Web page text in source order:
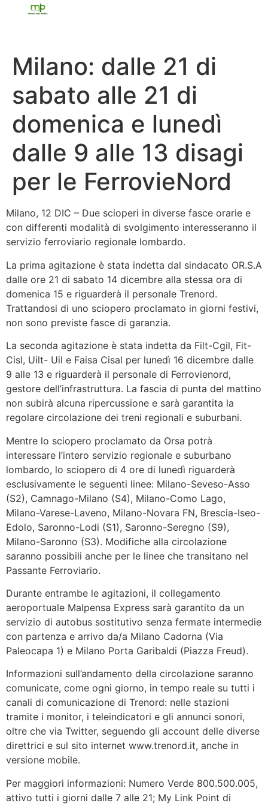
Milano: dalle 21 di
sabato alle 21 di
domenica e lunedì
dalle 9 alle 13 disagi
per le FerrovieNord
Milano, 12 DIC – Due scioperi in diverse fasce orarie e
con differenti modalità di svolgimento interesseranno il
servizio ferroviario regionale lombardo.
La prima agitazione è stata indetta dal sindacato OR.S.A
dalle ore 21 di sabato 14 dicembre alla stessa ora di
domenica 15 e riguarderà il personale Trenord.
Trattandosi di uno sciopero proclamato in giorni festivi,
non sono previste fasce di garanzia.
La seconda agitazione è stata indetta da Filt-Cgil, Fit-
Cisl, Uilt- Uil e Faisa Cisal per lunedì 16 dicembre dalle
9 alle 13 e riguarderà il personale di Ferrovienord,
gestore dell’infrastruttura. La fascia di punta del mattino
non subirà alcuna ripercussione e sarà garantita la
regolare circolazione dei treni regionali e suburbani.
Mentre lo sciopero proclamato da Orsa potrà
interessare l’intero servizio regionale e suburbano
lombardo, lo sciopero di 4 ore di lunedì riguarderà
esclusivamente le seguenti linee: Milano-Seveso-Asso
(S2), Camnago-Milano (S4), Milano-Como Lago,
Milano-Varese-Laveno, Milano-Novara FN, Brescia-Iseo-
Edolo, Saronno-Lodi (S1), Saronno-Seregno (S9),
Milano-Saronno (S3). Modifiche alla circolazione
saranno possibili anche per le linee che transitano nel
Passante Ferroviario.
Durante entrambe le agitazioni, il collegamento
aeroportuale Malpensa Express sarà garantito da un
servizio di autobus sostitutivo senza fermate intermedie
con partenza e arrivo da/a Milano Cadorna (Via
Paleocapa 1) e Milano Porta Garibaldi (Piazza Freud).
Informazioni sull’andamento della circolazione saranno
comunicate, come ogni giorno, in tempo reale su tutti i
canali di comunicazione di Trenord: nelle stazioni
tramite i monitor, i teleindicatori e gli annunci sonori,
oltre che via Twitter, seguendo gli account delle diverse
direttrici e sul sito internet www.trenord.it, anche in
versione mobile.
Per maggiori informazioni: Numero Verde 800.500.005,
attivo tutti i giorni dalle 7 alle 21; My Link Point di